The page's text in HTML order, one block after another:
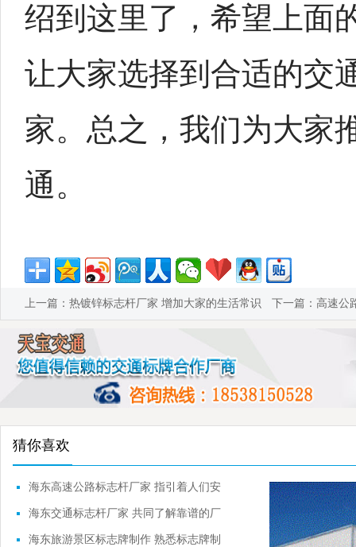
绍到这里了，希望上面
让大家选择到合适的交
家。总之，我们为大家
通。
上一篇： 热镀锌标志杆厂家 增加大家的生活常识 下一篇： 高速公
猜你喜欢
海东高速公路标志杆厂家 指引着人们安
全行驶
海东交通标志杆厂家 共同了解靠谱的厂
家
海东旅游景区标志牌制作 熟悉标志牌制